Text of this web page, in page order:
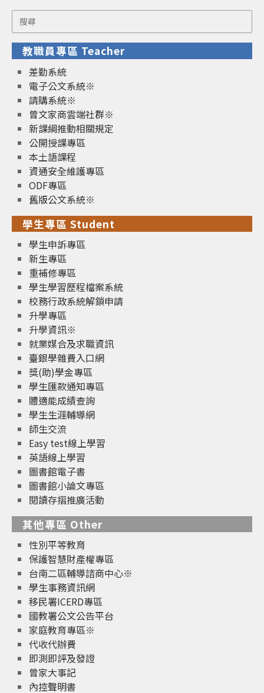
Search
for:
教職員專區 Teacher
差勤系統
電子公文系統※
請購系統※
曾文家商雲端社群※
新課綱推動相關規定
公開授課專區
本土語課程
資通安全維護專區
ODF專區
舊版公文系統※
學生專區 Student
學生申訴專區
新生專區
重補修專區
學生學習歷程檔案系統
校務行政系統解鎖申請
升學專區
升學資訊※
就業媒合及求職資訊
臺銀學雜費入口網
獎(助)學金專區
學生匯款通知專區
體適能成績查詢
學生生涯輔導網
師生交流
Easy test線上學習
英語線上學習
圖書館電子書
圖書館小論文專區
閱讀存摺推廣活動
其他專區 Other
性別平等教育
保護智慧財產權專區
台南二區輔導諮商中心※
學生事務資訊網
移民署ICERD專區
國教署公文公告平台
家庭教育專區※
代收代辦費
即測即評及發證
曾家大事記
內控聲明書